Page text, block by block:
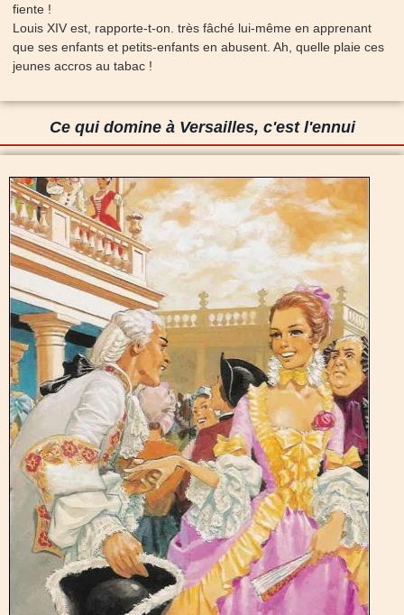
fiente !
Louis XIV est, rapporte-t-on. très fâché lui-même en apprenant
que ses enfants et petits-enfants en abusent. Ah, quelle plaie ces
jeunes accros au tabac !
Ce qui domine à Versailles, c'est l'ennui